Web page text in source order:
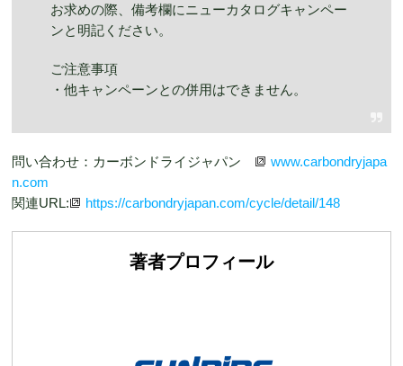
お求めの際、備考欄にニューカタログキャンペー
ンと明記ください。
ご注意事項
・他キャンペーンとの併用はできません。
問い合わせ：カーボンドライジャパン
www.carbondryjapa
n.com
関連URL:
https://carbondryjapan.com/cycle/detail/148
著者プロフィール